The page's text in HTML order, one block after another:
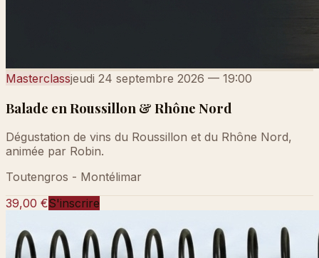
Masterclassjeudi 24 septembre 2026 — 19:00
Balade en Roussillon & Rhône Nord
Dégustation de vins du Roussillon et du Rhône Nord,
animée par Robin.
Toutengros - Montélimar
39,00 €S'inscrire